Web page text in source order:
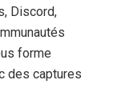
Discord,
forme
des captures